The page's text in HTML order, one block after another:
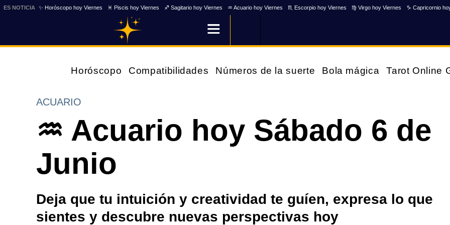
ES NOTICIA ✨ Horóscopo hoy Viernes ♓ Piscis hoy Viernes ♐ Sagitario hoy Viernes ♒ Acuario hoy Viernes ♏ Escorpio hoy Viernes ♍ Virgo hoy Viernes ♑ Capricornio
Horóscopo Compatibilidades Números de la suerte Bola mágica Tarot Online
ACUARIO
♒ Acuario hoy Sábado 6 de
Junio
Deja que tu intuición y creatividad te guíen, expresa lo que
sientes y descubre nuevas perspectivas hoy